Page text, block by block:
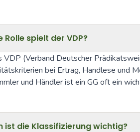
spielt der VDP?
VDP (Verband Deutscher
bei Ertrag, Handlese und
und Händler ist ein GG oft ein
ist die Klassifizierung wichtig?